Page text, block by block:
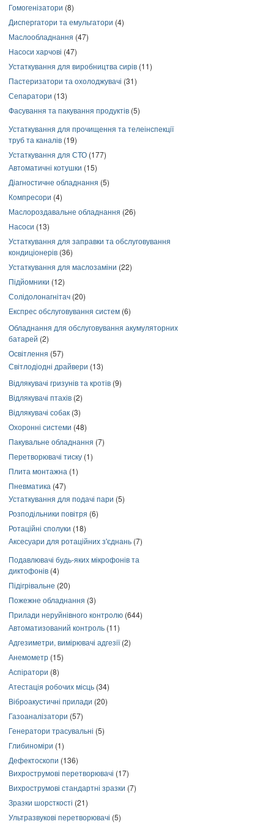
Гомогенізатори (8)
Диспергатори та емульгатори (4)
Маслообладнання (47)
Насоси харчові (47)
Устаткування для виробництва сирів (11)
Пастеризатори та охолоджувачі (31)
Сепаратори (13)
Фасування та пакування продуктів (5)
Устаткування для прочищення та телеінспекції
труб та каналів (19)
Устаткування для СТО (177)
Автоматичні котушки (15)
Діагностичне обладнання (5)
Компресори (4)
Маслороздавальне обладнання (26)
Насоси (13)
Устаткування для заправки та обслуговування
кондиціонерів (36)
Устаткування для маслозаміни (22)
Підйомники (12)
Солідолонагнітач (20)
Експрес обслуговування систем (6)
Обладнання для обслуговування акумуляторних
батарей (2)
Освітлення (57)
Світлодіодні драйвери (13)
Відлякувачі гризунів та кротів (9)
Відлякувачі птахів (2)
Відлякувачі собак (3)
Охоронні системи (48)
Пакувальне обладнання (7)
Перетворювачі тиску (1)
Плита монтажна (1)
Пневматика (47)
Устаткування для подачі пари (5)
Розподільники повітря (6)
Ротаційні сполуки (18)
Аксесуари для ротаційних з'єднань (7)
Подавлювачі будь-яких мікрофонів та
диктофонів (4)
Підігрівальне (20)
Пожежне обладнання (3)
Прилади неруйнівного контролю (644)
Автоматизований контроль (11)
Адгезиметри, вимірювачі адгезії(2)
Анемометр (15)
Аспіратори (8)
Атестація робочих місць (34)
Віброакустичні прилади (20)
Газоаналізатори (57)
Генератори трасувальні (5)
Глибиноміри (1)
Дефектоскопи (136)
Вихрострумові перетворювачі (17)
Вихрострумові стандартні зразки (7)
Зразки шорсткості (21)
Ультразвукові перетворювачі (5)